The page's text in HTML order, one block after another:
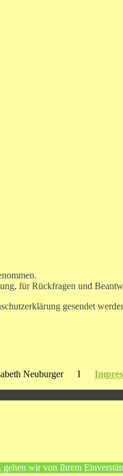
für Rückfragen und
gesendet
Neuburger I
wir von Ihrem